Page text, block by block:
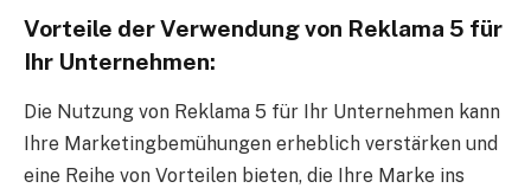
Vorteile der Verwendung von Reklama 5 für
Ihr Unternehmen:
Die Nutzung von Reklama 5 für Ihr Unternehmen kann
Ihre Marketingbemühungen erheblich verstärken und
eine Reihe von Vorteilen bieten, die Ihre Marke ins